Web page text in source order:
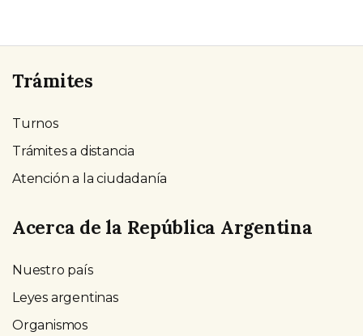
Trámites
Turnos
Trámites a distancia
Atención a la ciudadanía
Acerca de la República Argentina
Nuestro país
Leyes argentinas
Organismos